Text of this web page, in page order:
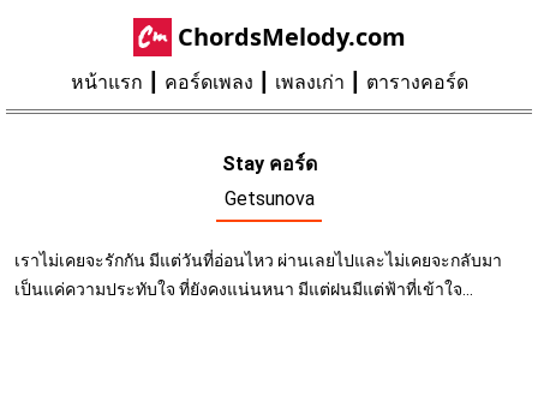
ChordsMelody.com
หน้าแรก คอร์ดเพลง เพลงเก่า ตารางคอร์ด
Stay คอร์ด
Getsunova
เราไม่เคยจะรักกัน มีแต่วันที่อ่อนไหว ผ่านเลยไปและไม่เคยจะกลับมา
เป็นแค่ความประทับใจ ที่ยังคงแน่นหนา มีแต่ฝนมีแต่ฟ้าที่เข้าใจ...